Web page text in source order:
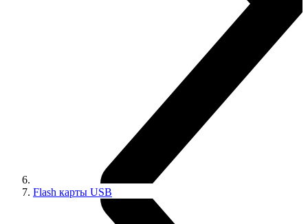
Flash карты USB